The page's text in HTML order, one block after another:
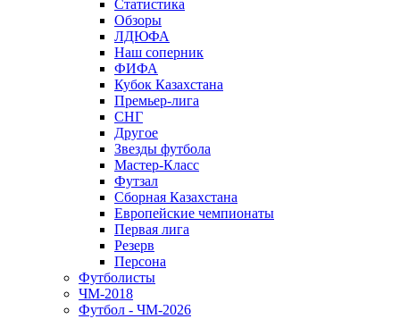
Статистика
Обзоры
ЛДЮФА
Наш соперник
ФИФА
Кубок Казахстана
Премьер-лига
СНГ
Другое
Звезды футбола
Мастер-Класс
Футзал
Сборная Казахстана
Европейские чемпионаты
Первая лига
Резерв
Персона
Футболисты
ЧМ-2018
Футбол - ЧМ-2026